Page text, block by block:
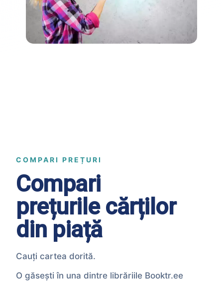
COMPARI PREȚURI
Compari
prețurile cărților
din piață
Cauți cartea dorită.
O găsești în una dintre librăriile Booktr.ee